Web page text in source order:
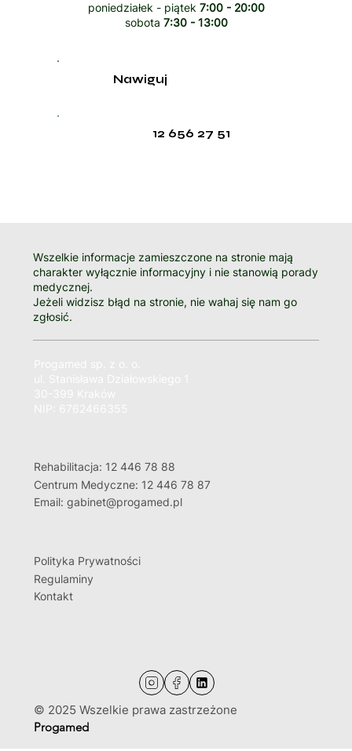
poniedziałek - piątek 7:00 - 20:00
sobota 7:30 - 13:00
12 656 27 51
Nawiguj
Wszelkie informacje zamieszczone na stronie mają
charakter wyłącznie informacyjny i nie stanowią porady
medycznej.
Jeżeli widzisz błąd na stronie, nie wahaj się nam go
zgłosić.
Rehabilitacja: 12 446 78 88
Centrum Medyczne: 12 446 78 87
Email: gabinet@progamed.pl
© 2025 Wszelkie prawa zastrzeżone
Progamed
Polityka Prywatności
Regulaminy
Kontakt